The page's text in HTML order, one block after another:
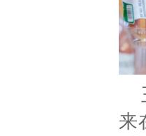
来